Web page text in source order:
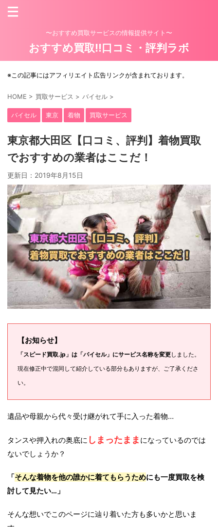
〜おすすめ買取サービスの情報提供サイト〜
おすすめ買取!!口コミ・評判ラボ
※この記事にはアフィリエイト広告リンクが含まれております。
HOME > 買取サービス > バイセル >
バイセル 東京 着物 買取サービス
東京都大田区【口コミ、評判】着物買取
でおすすめの業者はここだ！
更新日： 2019年8月15日
【お知らせ】
「スピード買取.jp」は「バイセル」にサービス名称を変更しました。
現在修正中で混同して紹介している部分もありますが、ご了承くださ
い。
遺品や母親から代々受け継がれて手に入った着物…
タンスや押入れの奥底に しまったまま になっているのでは
ないでしょうか？
「そんな着物を他の誰かに着てもらうためにも一度買取を検
討して見たい…」
そんな想いでこのページに辿り着いた方も多いかと思いま